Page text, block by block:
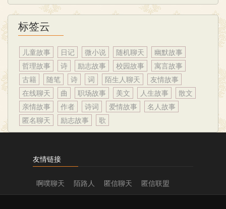
标签云
儿童故事 日记 微小说 随机聊天
幽默故事
哲理故事
诗 励志故事 校园故事
寓言故事
古籍
随笔 诗 词 陌生人聊天
友情故事
在线聊天
曲 职场故事 美文 人生故事
散文
亲情故事
作者 诗词 爱情故事
名人故事
匿名聊天
励志故事 歌
友情链接
啊噗聊天 陌路人 匿信聊天 匿信联盟